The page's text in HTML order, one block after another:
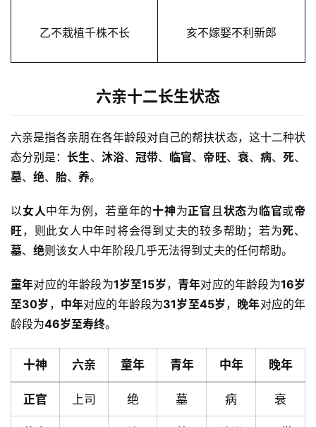
乙不栽植千株不长 亥不嫁娶不利新郎
六亲十二长生状态
六亲是指各亲朋在各年龄段对自己的帮扶状态，这十二种状
态分别是：长生、 沐浴、 冠带、 临官、 帝旺、 衰、 病、死、
墓、 绝、 胎、 养。
以女人中年为例，若童年的十神为正官且状态为临官或帝
旺，则此女人中年时将会得到丈夫的较多帮助；若为死、
墓、 绝则该女人中年阶段几乎无法得到丈夫的任何帮助。
童年对应的年龄段为1岁至15岁，青年对应的年龄段为16岁
至30岁 ， 中年对应的年龄段为31岁至45岁， 晚年对应的年
龄段为46岁至寿终。
十神 六亲 童年 青年 中年 晚年
正官 上司 绝 墓 病 衰